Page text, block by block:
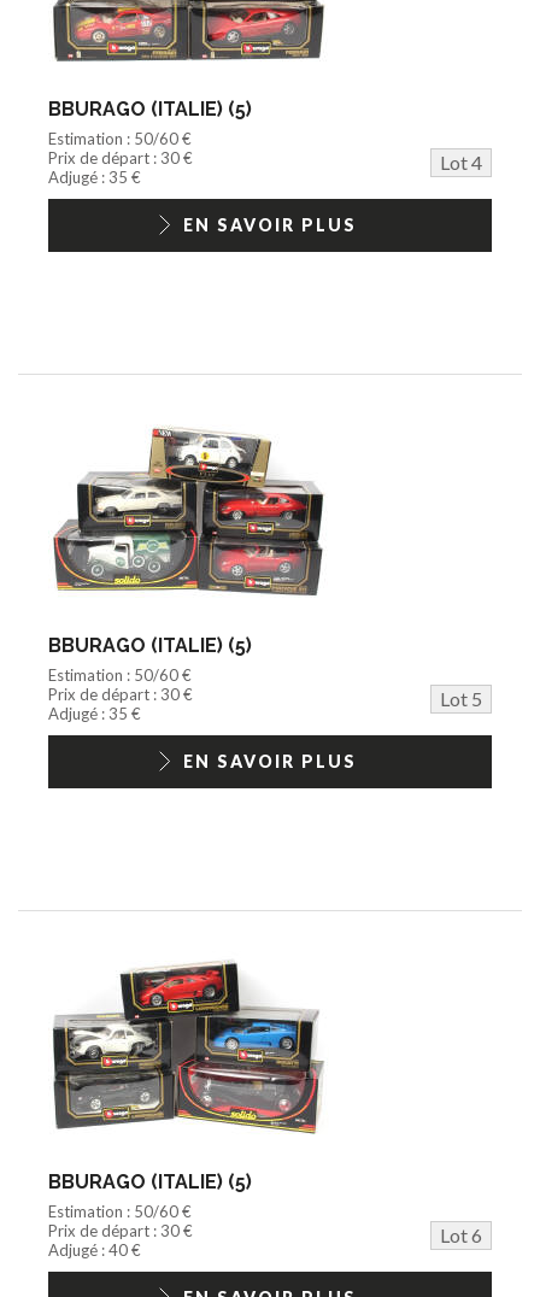
BBURAGO (ITALIE) (5)
Estimation : 50/60 €
Prix de départ : 30 €
Lot 4
Adjugé : 35 €
EN SAVOIR PLUS
BBURAGO (ITALIE) (5)
Estimation : 50/60 €
Prix de départ : 30 €
Lot 5
Adjugé : 35 €
EN SAVOIR PLUS
BBURAGO (ITALIE) (5)
Estimation : 50/60 €
Prix de départ : 30 €
Lot 6
Adjugé : 40 €